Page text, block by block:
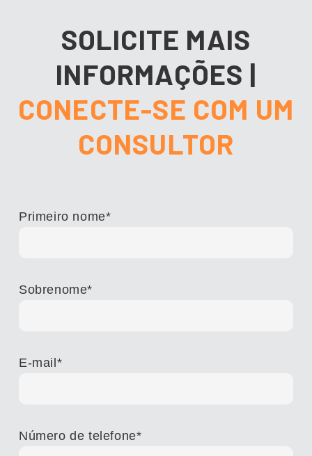
SOLICITE MAIS
INFORMAÇÕES |
CONECTE-SE COM UM
CONSULTOR
Primeiro nome*
Sobrenome*
E-mail*
Número de telefone*